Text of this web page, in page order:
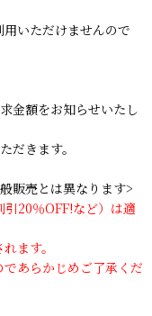
いただけませんので
金額をお知らせいたし
だきます。
販売とは異なります>
20％OFF!など）は適
ます。
あらかじめご了承くだ